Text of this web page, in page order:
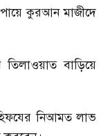
কুরআন মাজীদে
বাড়িয়ে
নিআমত লাভ